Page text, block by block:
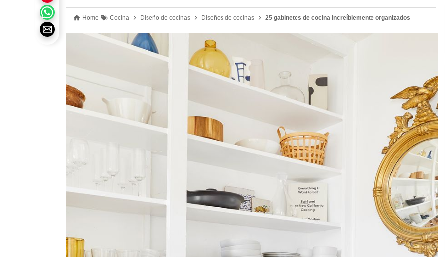
Home Cocina Diseño de cocinas Diseños de cocinas 25 gabinetes de cocina increíblemente organizados